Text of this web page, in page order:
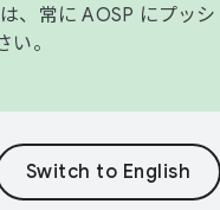
、常に AOSP にプッシ
い。